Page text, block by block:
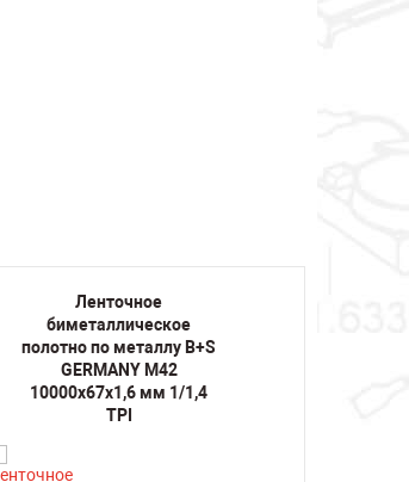
Ленточное
биметаллическое
полотно по металлу B+S
GERMANY M42
10000х67х1,6 мм 1/1,4
TPI